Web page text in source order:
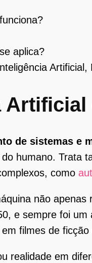
aplica?
de sistemas e
humano. Trata
como
não
e sempre foi
filmes de ficção
realidade em